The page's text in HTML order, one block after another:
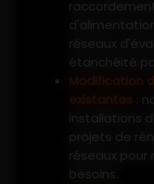
réseaux
étanchéité
Modification des installations
existantes
:
installations
projets de
réseaux pour
besoins.